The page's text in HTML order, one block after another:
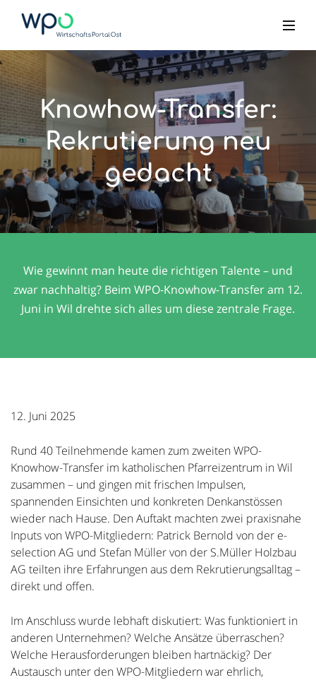
Knowhow-Transfer:
Rekrutierung neu
gedacht
Wie gewinnt man heute die richtigen Talente – und
zwar nachhaltig? Beim WPO-Knowhow-Transfer am 12.
Juni in Wil drehte sich alles um diese zentrale Frage.
12. Juni 2025
Rund 40 Teilnehmende kamen zum zweiten WPO-
Knowhow-Transfer im katholischen Pfarreizentrum in Wil
zusammen – und gingen mit frischen Impulsen,
spannenden Einsichten und konkreten Denkanstössen
wieder nach Hause. Den Auftakt machten zwei praxisnahe
Inputs von WPO-Mitgliedern: Patrick Bernold von der e-
selection AG und Stefan Müller von der S.Müller Holzbau
AG teilten ihre Erfahrungen aus dem Rekrutierungsalltag –
direkt und offen.
Im Anschluss wurde lebhaft diskutiert: Was funktioniert in
anderen Unternehmen? Welche Ansätze überraschen?
Welche Herausforderungen bleiben hartnäckig? Der
Austausch unter den WPO-Mitgliedern war ehrlich,